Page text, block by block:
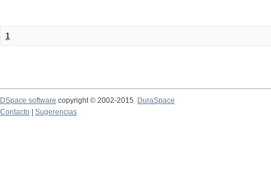
1
DSpace software copyright © 2002-2015
DuraSpace
Contacto
Sugerencias